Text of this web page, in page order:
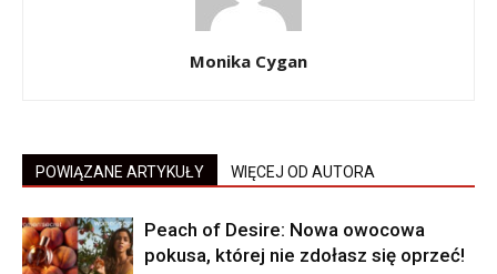
Monika Cygan
POWIĄZANE ARTYKUŁY WIĘCEJ OD AUTORA
Peach of Desire: Nowa owocowa
pokusa, której nie zdołasz się oprzeć!